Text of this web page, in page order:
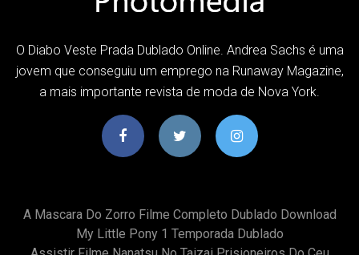
O Diabo Veste Prada Dublado Online. Andrea Sachs é uma
jovem que conseguiu um emprego na Runaway Magazine,
a mais importante revista de moda de Nova York.
A Mascara Do Zorro Filme Completo Dublado Download
My Little Pony 1 Temporada Dublado